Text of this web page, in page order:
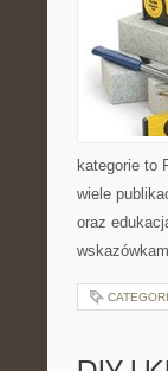
kategorie to
wiele
oraz